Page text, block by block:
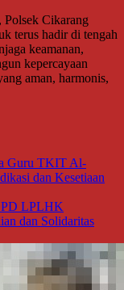
Polsek Cikarang
terus hadir di tengah
keamanan,
kepercayaan
aman, harmonis,
Guru TKIT Al-
dan Kesetiaan
LPLHK
dan Solidaritas